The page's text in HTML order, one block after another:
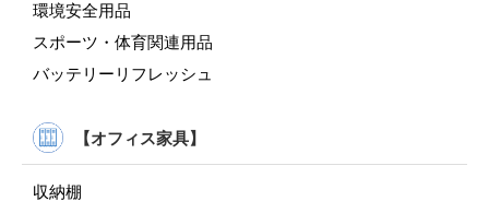
環境安全用品
スポーツ・体育関連用品
バッテリーリフレッシュ
【オフィス家具】
収納棚